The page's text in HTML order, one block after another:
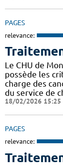
PAGES
relevance:
Le CHU de
possède les
charge des
du service de
18/02/2026 15:25
PAGES
relevance: